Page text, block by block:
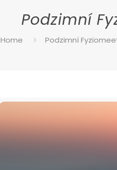
Podzimní
Home Podzimní